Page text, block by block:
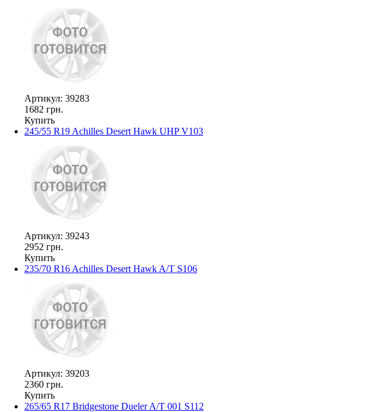
Артикул: 39283
1682 грн.
Купить
245/55 R19 Achilles Desert Hawk UHP V103
Артикул: 39243
2952 грн.
Купить
235/70 R16 Achilles Desert Hawk A/T S106
Артикул: 39203
2360 грн.
Купить
265/65 R17 Bridgestone Dueler A/T 001 S112